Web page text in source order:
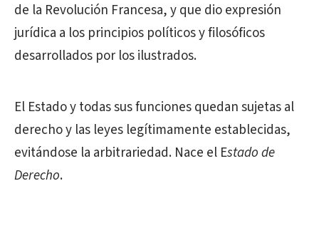
de la Revolución Francesa, y que dio expresión
jurídica a los principios políticos y filosóficos
desarrollados por los ilustrados.
El Estado y todas sus funciones quedan sujetas al
derecho y las leyes legítimamente establecidas,
evitándose la arbitrariedad. Nace el Estado de
Derecho.